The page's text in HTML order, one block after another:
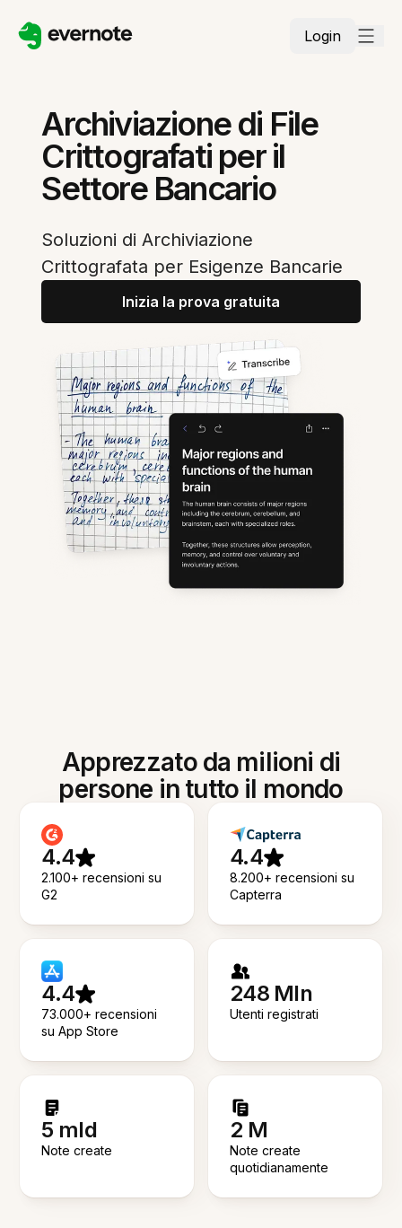
Login
Archiviazione di File
Crittografati per il
Settore Bancario
Soluzioni di Archiviazione
Crittografata per Esigenze Bancarie
Inizia la prova gratuita
Apprezzato da milioni di
persone in tutto il mondo
4.4
2.100+ recensioni su
G2
4.4
8.200+ recensioni su
Capterra
4.4
73.000+ recensioni
su App Store
248 Mln
Utenti registrati
5 mld
Note create
2 M
Note create
quotidianamente